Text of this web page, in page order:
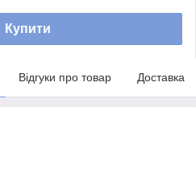
Купити
Відгуки про товар Доставка